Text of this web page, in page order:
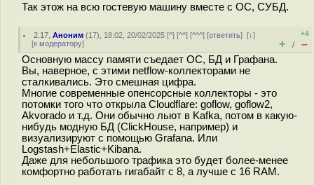
Так этож на всю гостевую машину вместе с ОС, СУБД.
2.17 ,Аноним (17), 18:02, 20/02/2025 [^] [^^] [^^^] [ответить][↓]
[к модератору]
+4
+ / –
Основную массу памяти съедает ОС, БД и Графана.
Вы, наверное, с этими netflow-коллекторами не
сталкивались. Это смешная цифра.
Многие современные опенсорсные коллекторы - это
потомки того что открыла Cloudflare: goflow, goflow2,
Akvorado и т.д. Они обычно льют в Kafka, потом в какую-
нибудь модную БД (ClickHouse, например) и
визуализируют с помощью Grafana. Или
Logstash+Elastic+Kibana.
Даже для небольшого трафика это будет более-менее
комфортно работать гигабайт с 8, а лучше с 16 RAM.